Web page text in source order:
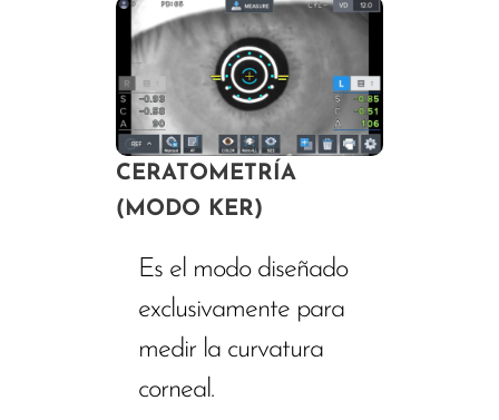
CERATOMETRÍA
(MODO KER)
Es el modo diseñado
exclusivamente para
medir la curvatura
corneal.